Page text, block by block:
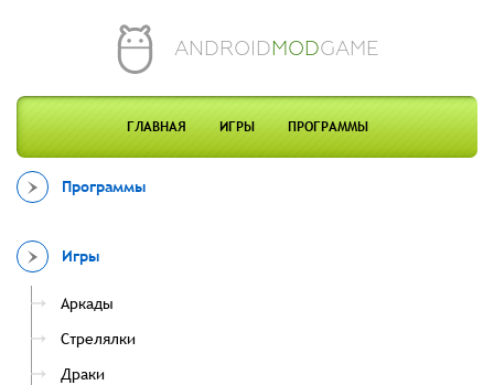
ANDROIDMODGAME
ГЛАВНАЯ ИГРЫ ПРОГРАММЫ
Программы
Игры
Аркады
Стрелялки
Драки